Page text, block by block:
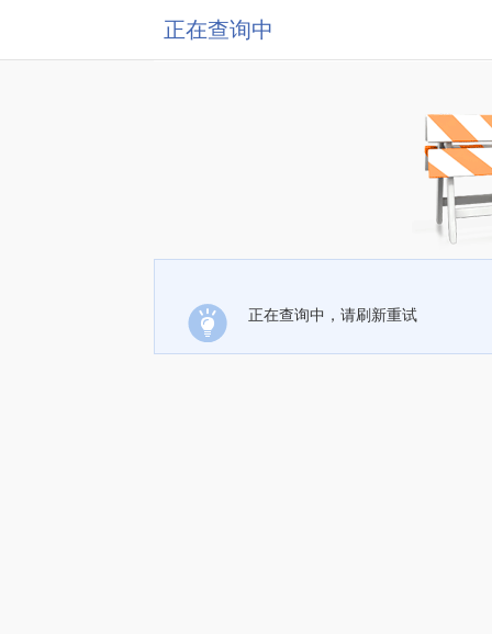
正在查询中
正在查询中，请刷新重试